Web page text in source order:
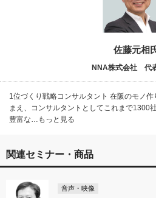
佐藤元相
NNA株式会社 代
1位づくり戦略コンサルタント 在阪のモノ
まえ、コンサルタントとしてこれまで1300
豊富な…もっと見る
関連セミナー・商品
音声・映像